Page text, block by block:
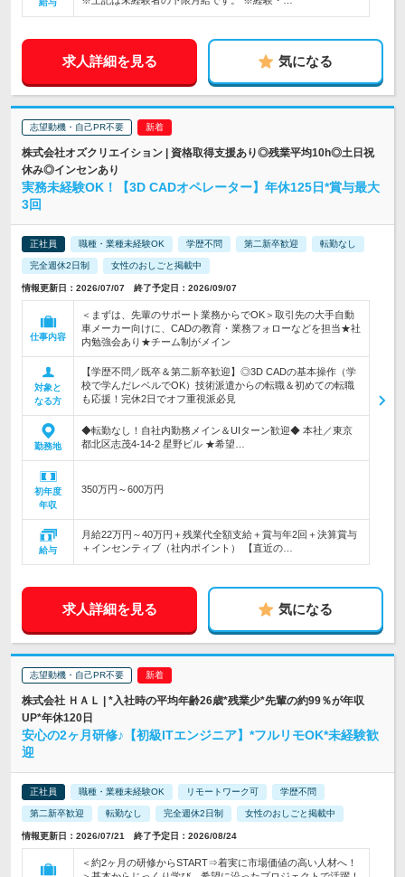
給与
求人詳細を見る 気になる
志望動機・自己PR不要
株式会社オズクリエイション | 資格取得支援あり◎残業平均10h◎土日祝
休み◎インセンあり
実務未経験OK！【3D CADオペレーター】年休125日*賞与最大
3回
正社員 職種・業種未経験OK 学歴不問 第二新卒歓迎 転勤なし
完全週休2日制 女性のおしごと掲載中
情報更新日：2026/07/07 終了予定日：2026/09/07
仕事内容
＜まずは、先輩のサポート業務からでOK＞取引先の大手自動
車メーカー向けに、CADの教育・業務フォローなどを担当★社
内勉強会あり★チーム制がメイン
対象と
なる方
【学歴不問／既卒＆第二新卒歓迎】◎3D CADの基本操作（学
校で学んだレベルでOK）技術派遣からの転職＆初めての転職
も応援！完休2日でオフ重視派必見
勤務地
◆転勤なし！自社内勤務メイン＆UIターン歓迎◆ 本社／東京
都北区志茂4-14-2 星野ビル ★希望…
初年度
年収
350万円～600万円
給与
月給22万円～40万円＋残業代全額支給＋賞与年2回＋決算賞与
＋インセンティブ（社内ポイント） 【直近の…
求人詳細を見る 気になる
志望動機・自己PR不要
株式会社 ＨＡＬ | *入社時の平均年齢26歳*残業少*先輩の約99％が年収
UP*年休120日
安心の2ヶ月研修♪【初級ITエンジニア】*フルリモOK*未経験歓
迎
正社員 職種・業種未経験OK リモートワーク可 学歴不問
第二新卒歓迎 転勤なし 完全週休2日制 女性のおしごと掲載中
情報更新日：2026/07/21 終了予定日：2026/08/24
＜約2ヶ月の研修からSTART⇒着実に市場価値の高い人材へ！